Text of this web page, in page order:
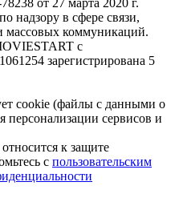
надзору в сфере связи,
коммуникаций.
с
зарегистрирована 5
cookie (файлы с данными о
сервисов и
к защите
с пользовательским